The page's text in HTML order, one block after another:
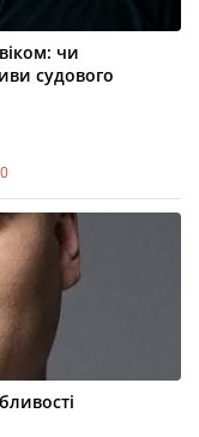
чи
судового
0